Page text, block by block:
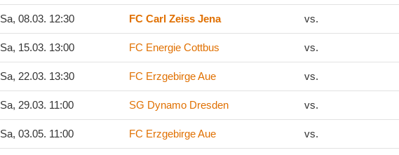
Sa, 08.03. 12:30 FC Carl Zeiss Jena vs.
Sa, 15.03. 13:00 FC Energie Cottbus vs.
Sa, 22.03. 13:30 FC Erzgebirge Aue vs.
Sa, 29.03. 11:00 SG Dynamo Dresden vs.
Sa, 03.05. 11:00 FC Erzgebirge Aue vs.